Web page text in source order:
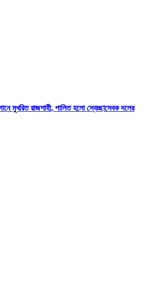
মুখরিত রাজশাহী, পালিত হলো স্বেচ্ছাসেবক দলের